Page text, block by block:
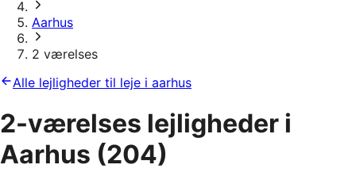
Aarhus
2 værelses
Alle lejligheder til leje i aarhus
2-værelses lejligheder i
Aarhus (204)